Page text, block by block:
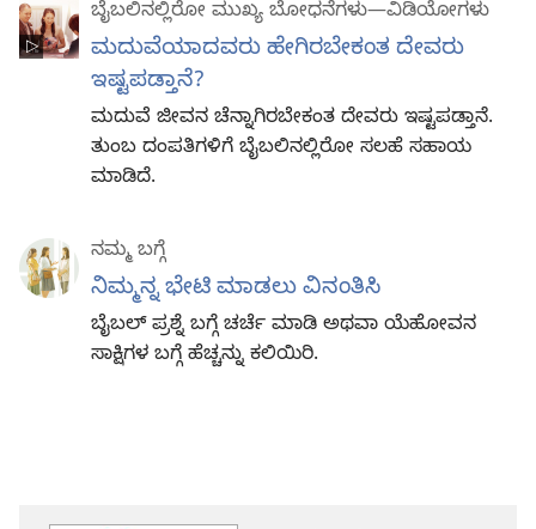
ಬೈಬಲಿನಲ್ಲಿರೋ ಮುಖ್ಯ ಬೋಧನೆಗಳು—ವಿಡಿಯೋಗಳು
ಮದುವೆಯಾದವರು ಹೇಗಿರಬೇಕಂತ ದೇವರು
ಇಷ್ಟಪಡ್ತಾನೆ?
ಮದುವೆ ಜೀವನ ಚೆನ್ನಾಗಿರಬೇಕಂತ ದೇವರು ಇಷ್ಟಪಡ್ತಾನೆ.
ತುಂಬ ದಂಪತಿಗಳಿಗೆ ಬೈಬಲಿನಲ್ಲಿರೋ ಸಲಹೆ ಸಹಾಯ
ಮಾಡಿದೆ.
ನಮ್ಮ ಬಗ್ಗೆ
ನಿಮ್ಮನ್ನ ಭೇಟಿ ಮಾಡಲು ವಿನಂತಿಸಿ
ಬೈಬಲ್‌ ಪ್ರಶ್ನೆ ಬಗ್ಗೆ ಚರ್ಚೆ ಮಾಡಿ ಅಥವಾ ಯೆಹೋವನ
ಸಾಕ್ಷಿಗಳ ಬಗ್ಗೆ ಹೆಚ್ಚನ್ನು ಕಲಿಯಿರಿ.